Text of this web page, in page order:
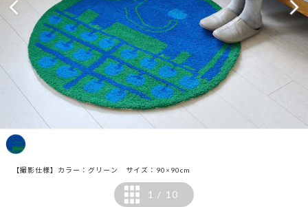
【撮影仕様】カラー：グリーン サイズ：90×90cm
1 / 10